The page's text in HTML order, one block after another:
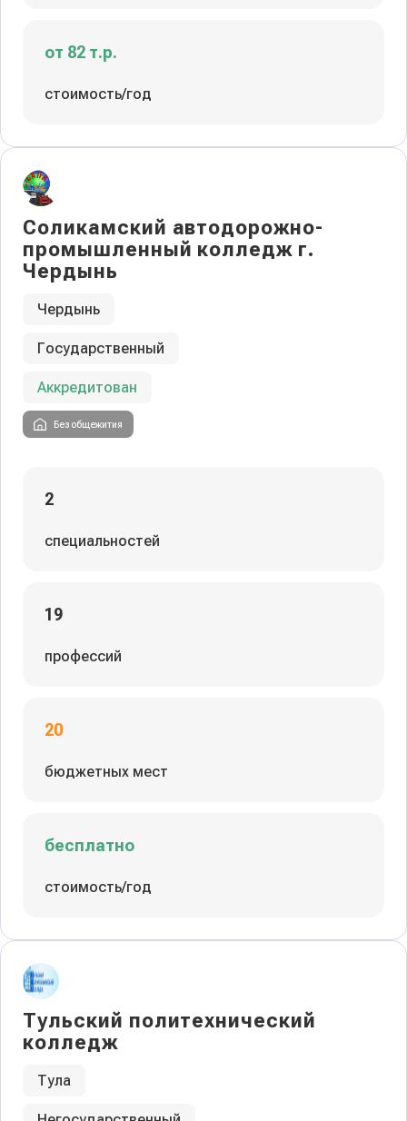
от 82 т.р.
стоимость/год
Соликамский автодорожно-
промышленный колледж г.
Чердынь
Чердынь
Государственный
Аккредитован
Без общежития
2
специальностей
19
профессий
20
бюджетных мест
бесплатно
стоимость/год
Тульский политехнический
колледж
Тула